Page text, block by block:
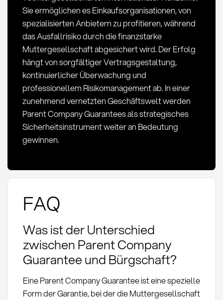
Sie ermöglichen es Einkaufsorganisationen, von
spezialisierten Anbietern zu profitieren, während
das Ausfallrisiko durch die finanzstarke
Muttergesellschaft abgesichert wird. Der Erfolg
hängt von sorgfältiger Vertragsgestaltung,
kontinuierlicher Überwachung und
professionellem Risikomanagement ab. In einer
zunehmend vernetzten Geschäftswelt werden
Parent Company Guarantees als strategisches
Sicherheitsinstrument weiter an Bedeutung
gewinnen.
FAQ
Was ist der Unterschied
zwischen Parent Company
Guarantee und Bürgschaft?
Eine Parent Company Guarantee ist eine spezielle
Form der Garantie, bei der die Muttergesellschaft